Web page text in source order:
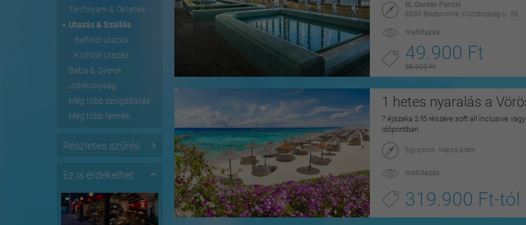
Tanfolyam & Oktatás
Utazás & Szállás
Belföldi utazás
Külföldi utazás
Baba & Gyerek
Jótékonyság
Még több szolgáltatás
Még több termék
Részletes szűrés
Ez is érdekelhet
BL Garden Panzió
8638 Balatonlelle, Köztársaság u. 36.
maiUtazás
49.900 Ft
58.000 Ft
1 hetes nyaralás a
7 éjszaka 2 fő részére soft all inclusive
időpontban
Egyiptom, Marsa Alam
maiUtazás
319.900 Ft-tól